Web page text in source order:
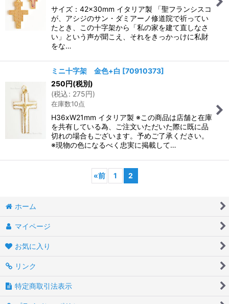
サイズ：42×30mm イタリア製 「聖フランシスコ
が、アシジのサン・ダミアーノ修道院で祈ってい
たとき、この十字架から「私の家を建て直しなさ
い」という声が聞こえ、それをきっかっけに私財
をな…
ミニ十字架 金色+白 [70910373]
250円(税別)
(税込: 275円)
在庫数10点
H36xW21mm イタリア製 ※この商品は店舗と在庫
を共有している為、ご注文いただいた際に既に品
切れの場合もございます。予めご了承ください。
※現物の色になるべく忠実に掲載して…
«前 1 2
ホーム
マイページ
お気に入り
リンク
特定商取引法表示